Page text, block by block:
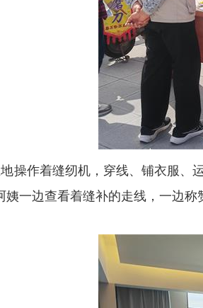
操作着缝纫机，穿线、铺衣服、
姨一边查看着缝补的走线，一边称